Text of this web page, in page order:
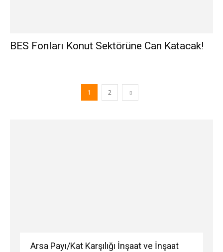
BES Fonları Konut Sektörüne Can Katacak!
1 2
Arsa Payı/Kat Karşılığı İnşaat ve İnşaat